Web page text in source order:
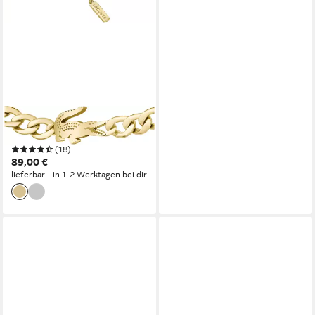
LACOSTE
Armkette CROCODILE
(18)
89,00 €
lieferbar - in 1-2 Werktagen bei dir